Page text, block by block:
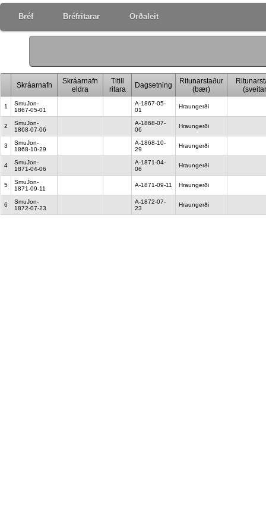
Bréf Bréfritarar Orðaleit
Skráarnafn
Skráarnafn
eldra
Titill
ritara
Dagsetning
Ritunarstaður
(bær)
1
SmuJon-
1867-05-01
A-1867-05-
01
Hraungerði
2
SmuJon-
1868-07-06
A-1868-07-
06
Hraungerði
3
SmuJon-
1868-10-29
A-1868-10-
29
Hraungerði
4
SmuJon-
1871-04-06
A-1871-04-
06
Hraungerði
5
SmuJon-
1871-09-11
A-1871-09-11 Hraungerði
6
SmuJon-
1872-07-23
A-1872-07-
23
Hraungerði